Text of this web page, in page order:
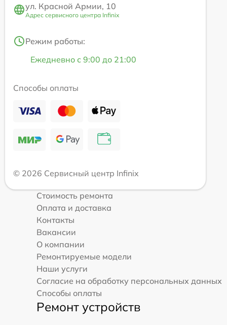
ул. Красной Армии, 10
Адрес сервисного центра Infinix
Режим работы:
Ежедневно с 9:00 до 21:00
Способы оплаты
© 2026 Сервисный центр Infinix
Стоимость ремонта
Оплата и доставка
Контакты
Вакансии
О компании
Ремонтируемые модели
Наши услуги
Согласие на обработку персональных данных
Способы оплаты
Ремонт устройств